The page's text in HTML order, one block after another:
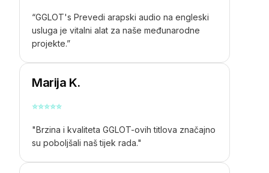
“GGLOT's Prevedi arapski audio na engleski
usluga je vitalni alat za naše međunarodne
projekte.”
Marija K.
⭐⭐⭐⭐⭐
"Brzina i kvaliteta GGLOT-ovih titlova značajno
su poboljšali naš tijek rada."